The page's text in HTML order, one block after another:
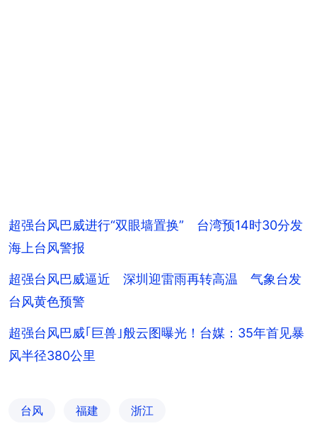
超强台风巴威进行“双眼墙置换” 台湾预14时30分发
海上台风警报
超强台风巴威逼近 深圳迎雷雨再转高温 气象台发
台风黄色预警
超强台风巴威｢巨兽｣般云图曝光！台媒：35年首见暴
风半径380公里
台风 福建 浙江